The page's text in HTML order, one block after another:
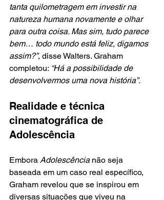
tanta quilometragem em investir na
natureza humana novamente e olhar
para outra coisa. Mas sim, tudo parece
bem… todo mundo está feliz, digamos
assim?”, disse Walters. Graham
completou: “Há a possibilidade de
desenvolvermos uma nova história”.
Realidade e técnica
cinematográfica de
Adolescência
Embora Adolescência não seja
baseada em um caso real específico,
Graham revelou que se inspirou em
diversas situações que viveu na